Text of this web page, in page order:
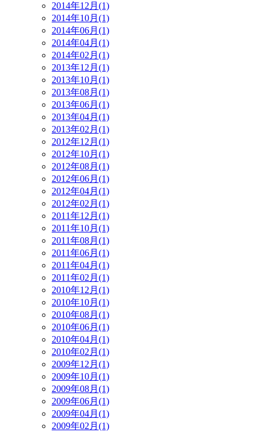
2014年12月(1)
2014年10月(1)
2014年06月(1)
2014年04月(1)
2014年02月(1)
2013年12月(1)
2013年10月(1)
2013年08月(1)
2013年06月(1)
2013年04月(1)
2013年02月(1)
2012年12月(1)
2012年10月(1)
2012年08月(1)
2012年06月(1)
2012年04月(1)
2012年02月(1)
2011年12月(1)
2011年10月(1)
2011年08月(1)
2011年06月(1)
2011年04月(1)
2011年02月(1)
2010年12月(1)
2010年10月(1)
2010年08月(1)
2010年06月(1)
2010年04月(1)
2010年02月(1)
2009年12月(1)
2009年10月(1)
2009年08月(1)
2009年06月(1)
2009年04月(1)
2009年02月(1)